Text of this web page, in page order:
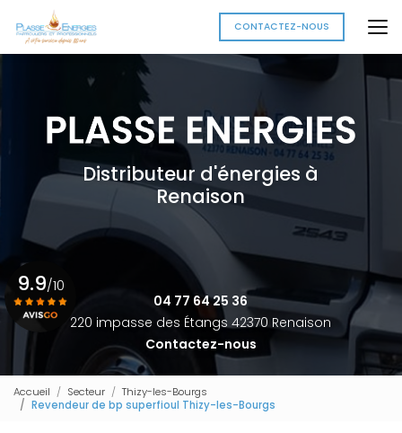
au
contenu
principal
CONTACTEZ-NOUS
Distributeur d'énergies à
Renaison
04 77 64 25 36
220 impasse des Étangs 42370 Renaison
Contactez-nous
9.9/10
Accueil Secteur
Thizy-les-Bourgs
Revendeur de bp superfioul Thizy-les-Bourgs